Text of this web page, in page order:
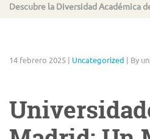
Descubre la Diversidad Académica
14 febrero 2025 | Uncategorized | By